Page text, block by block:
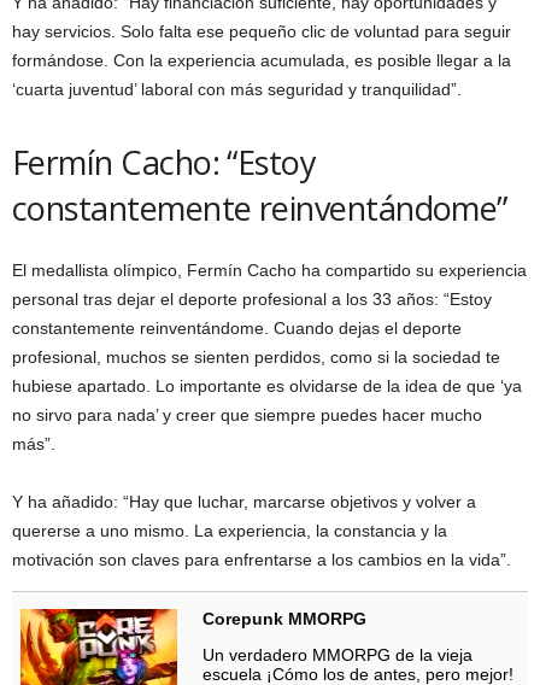
hay servicios. Solo falta ese pequeño clic de voluntad para seguir
formándose. Con la experiencia acumulada, es posible llegar a la
‘cuarta juventud’ laboral con más seguridad y tranquilidad”.
Fermín Cacho: “Estoy
constantemente reinventándome”
El medallista olímpico, Fermín Cacho ha compartido su experiencia
personal tras dejar el deporte profesional a los 33 años: “Estoy
constantemente reinventándome. Cuando dejas el deporte
profesional, muchos se sienten perdidos, como si la sociedad te
hubiese apartado. Lo importante es olvidarse de la idea de que ‘ya
no sirvo para nada’ y creer que siempre puedes hacer mucho
más”.
Y ha añadido: “Hay que luchar, marcarse objetivos y volver a
quererse a uno mismo. La experiencia, la constancia y la
motivación son claves para enfrentarse a los cambios en la vida”.
Corepunk MMORPG
Un verdadero MMORPG de la vieja
escuela ¡Cómo los de antes, pero mejor!